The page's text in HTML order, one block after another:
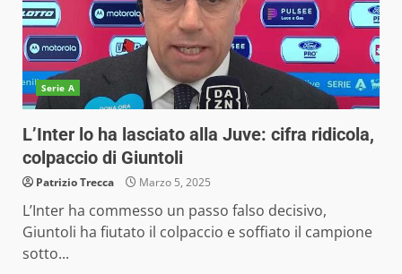
Serie A
L’Inter lo ha lasciato alla Juve: cifra ridicola,
colpaccio di Giuntoli
Patrizio Trecca Marzo 5, 2025
L’Inter ha commesso un passo falso decisivo,
Giuntoli ha fiutato il colpaccio e soffiato il campione
sotto...